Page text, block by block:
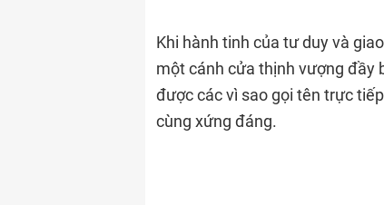
Khi hành tinh của tư duy và
một cánh cửa thịnh vượng đầy
được các vì sao gọi tên trực
cùng xứng đáng.